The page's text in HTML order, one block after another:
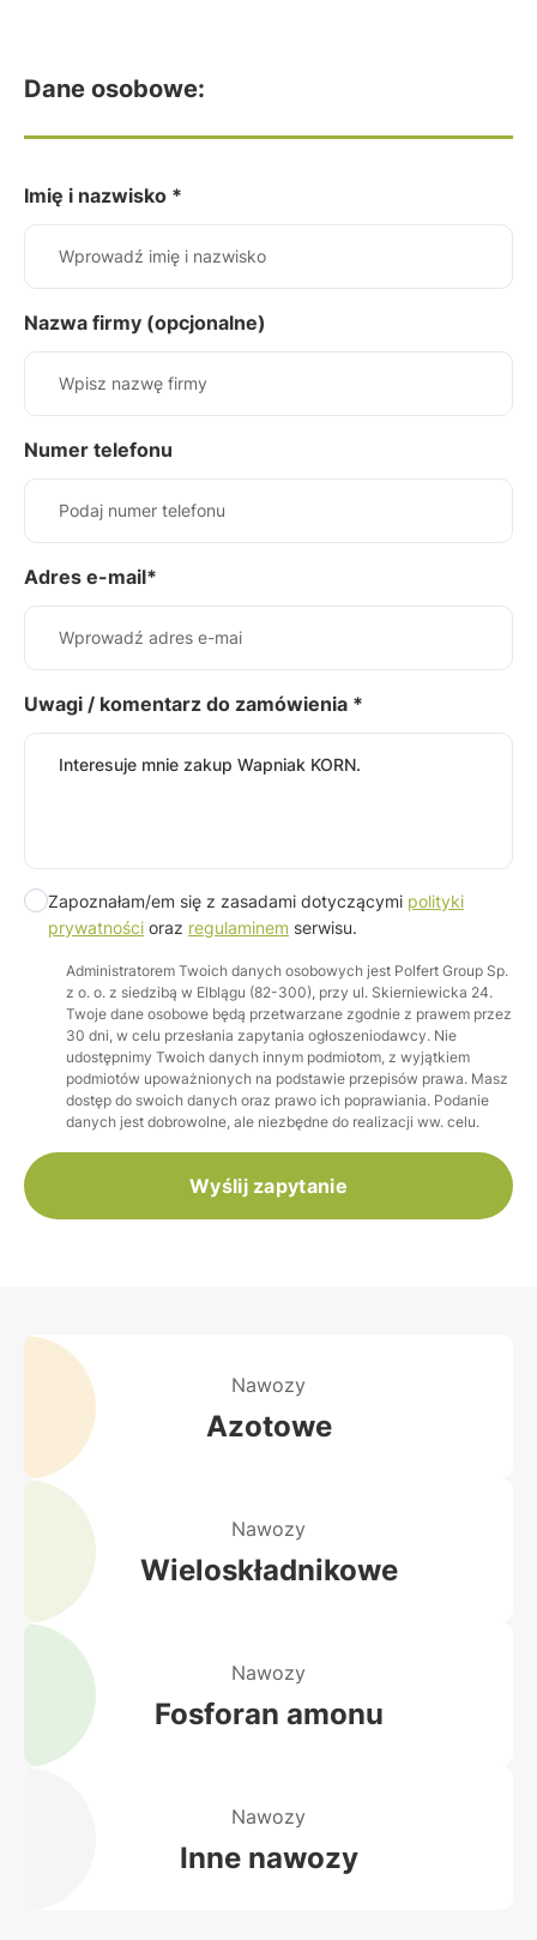
Dane osobowe:
Imię i nazwisko *
Nazwa firmy (opcjonalne)
Numer telefonu
Adres e-mail*
Uwagi / komentarz do zamówienia *
Zapoznałam/em się z zasadami dotyczącymi polityki
prywatności oraz regulaminem serwisu.
Administratorem Twoich danych osobowych jest Polfert Group Sp.
z o. o. z siedzibą w Elblągu (82-300), przy ul. Skierniewicka 24.
Twoje dane osobowe będą przetwarzane zgodnie z prawem przez
30 dni, w celu przesłania zapytania ogłoszeniodawcy. Nie
udostępnimy Twoich danych innym podmiotom, z wyjątkiem
podmiotów upoważnionych na podstawie przepisów prawa. Masz
dostęp do swoich danych oraz prawo ich poprawiania. Podanie
danych jest dobrowolne, ale niezbędne do realizacji ww. celu.
Wyślij zapytanie
Nawozy
Azotowe
Nawozy
Wieloskładnikowe
Nawozy
Fosforan amonu
Nawozy
Inne nawozy